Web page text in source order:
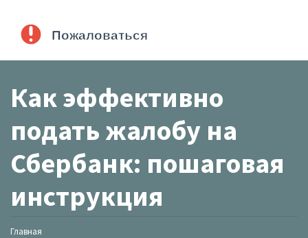
Как эффективно
подать жалобу на
Сбербанк: пошаговая
инструкция
Главная